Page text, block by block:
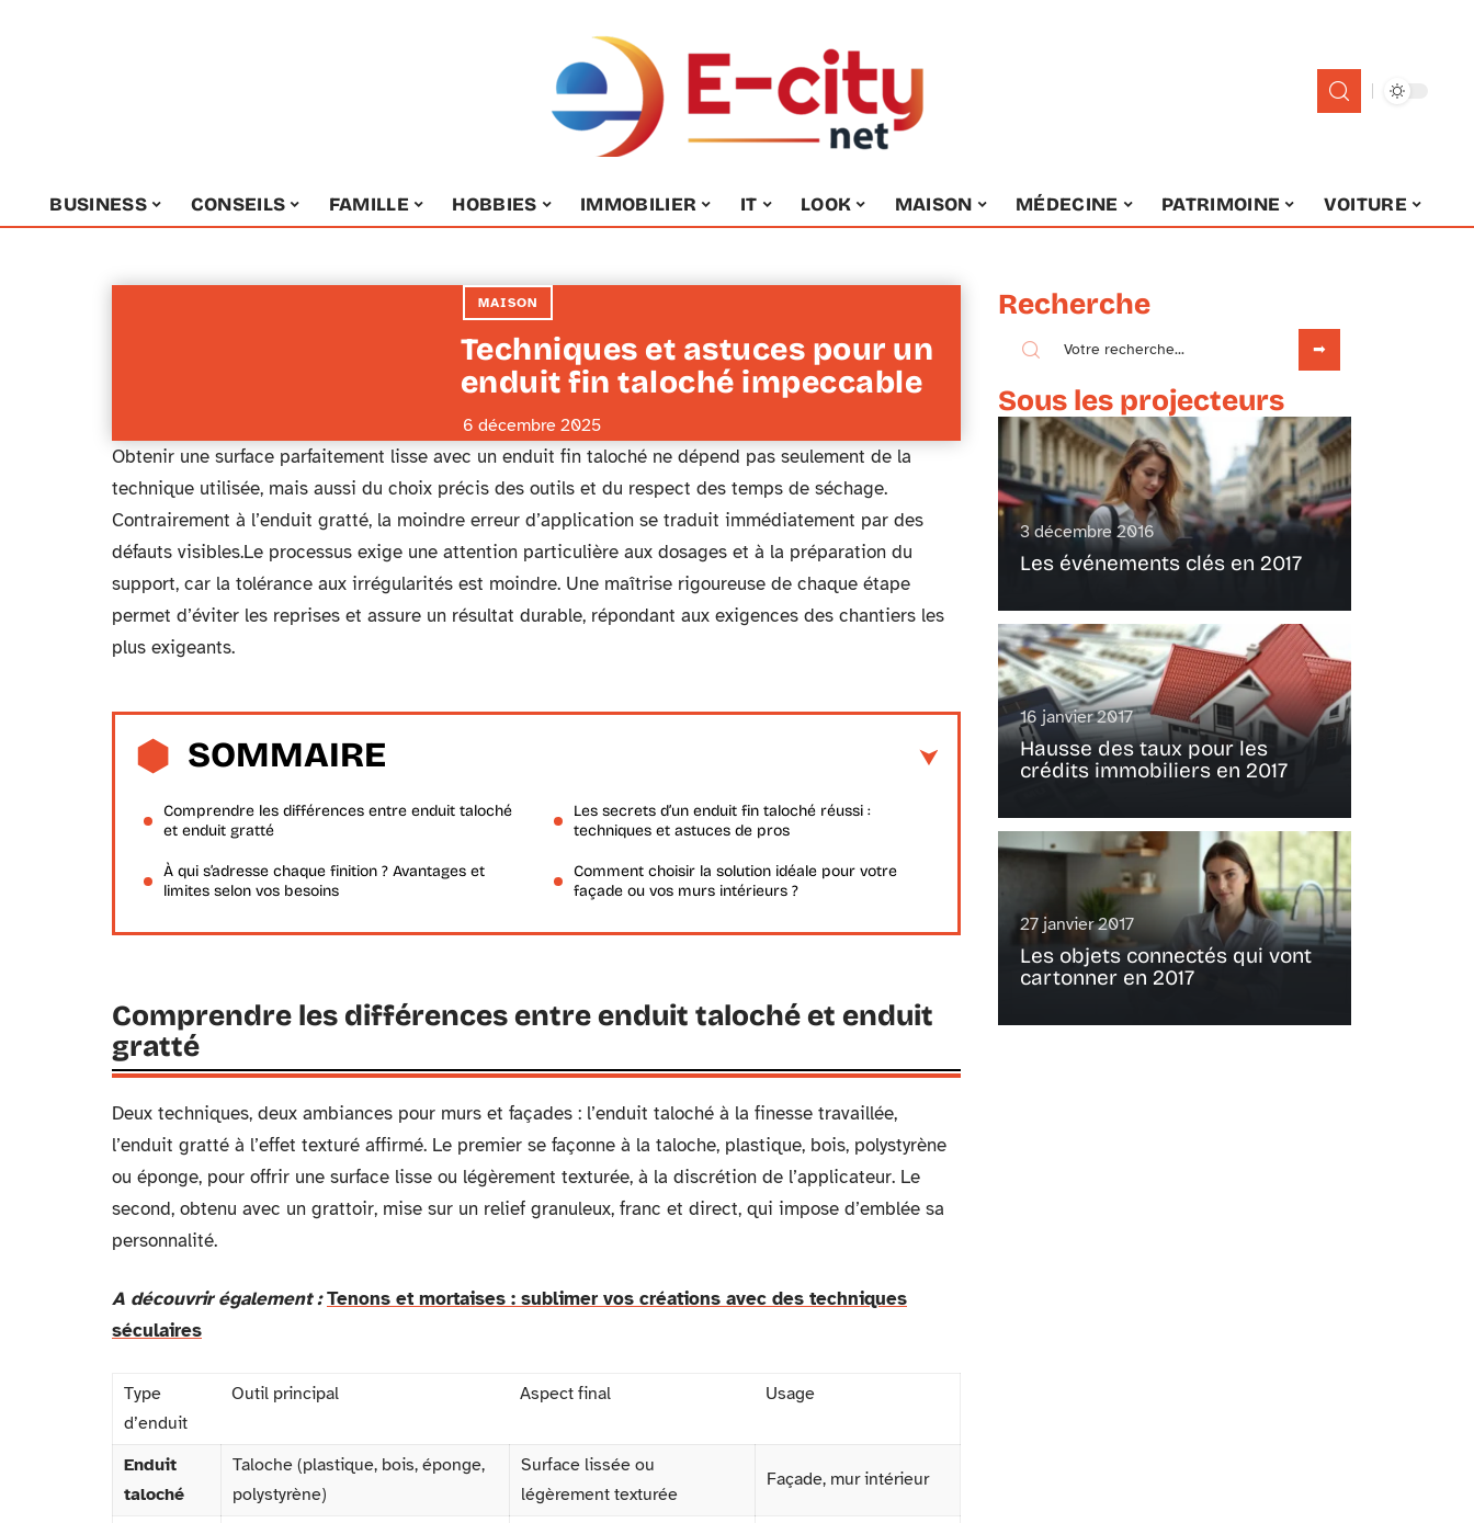
BUSINESS CONSEILS FAMILLE HOBBIES IMMOBILIER IT LOOK MAISON MÉDECINE PATRIMOINE VOITURE
MAISON
Techniques et astuces pour un
enduit fin taloché impeccable
6 décembre 2025
Obtenir une surface parfaitement lisse avec un enduit fin taloché ne dépend pas seulement de la
technique utilisée, mais aussi du choix précis des outils et du respect des temps de séchage.
Contrairement à l’enduit gratté, la moindre erreur d’application se traduit immédiatement par des
défauts visibles.Le processus exige une attention particulière aux dosages et à la préparation du
support, car la tolérance aux irrégularités est moindre. Une maîtrise rigoureuse de chaque étape
permet d’éviter les reprises et assure un résultat durable, répondant aux exigences des chantiers les
plus exigeants.
SOMMAIRE
Comprendre les différences entre enduit taloché
et enduit gratté
À qui s’adresse chaque finition ? Avantages et
limites selon vos besoins
Les secrets d’un enduit fin taloché réussi :
techniques et astuces de pros
Comment choisir la solution idéale pour votre
façade ou vos murs intérieurs ?
Comprendre les différences entre enduit taloché et enduit
gratté
Deux techniques, deux ambiances pour murs et façades : l’enduit taloché à la finesse travaillée,
l’enduit gratté à l’effet texturé affirmé. Le premier se façonne à la taloche, plastique, bois, polystyrène
ou éponge, pour offrir une surface lisse ou légèrement texturée, à la discrétion de l’applicateur. Le
second, obtenu avec un grattoir, mise sur un relief granuleux, franc et direct, qui impose d’emblée sa
personnalité.
A découvrir également : Tenons et mortaises : sublimer vos créations avec des techniques
séculaires
Type
d’enduit
Outil principal Aspect final Usage
Enduit
taloché
Taloche (plastique, bois, éponge,
polystyrène)
Surface lissée ou
légèrement texturée
Façade, mur intérieur
Recherche
Sous les projecteurs
3 décembre 2016
Les événements clés en 2017
16 janvier 2017
Hausse des taux pour les
crédits immobiliers en 2017
27 janvier 2017
Les objets connectés qui vont
cartonner en 2017